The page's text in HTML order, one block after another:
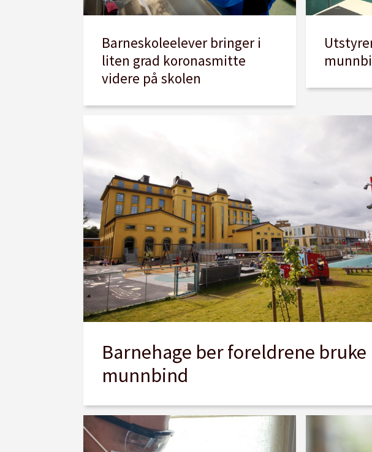
Barneskoleelever bringer i
liten grad koronasmitte
videre på skolen
Barnehage ber foreldrene bruke
munnbind